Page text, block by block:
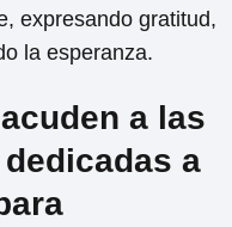
expresando gratitud,
la esperanza.
a las
a